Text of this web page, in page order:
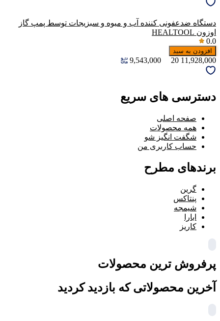
دستگاه ضدعفونی کننده آب و میوه و سبزیجات توسط پمپ گاز
اوزون HEALTOOL
0.0
افزودن به سبد
11,928,000
20
9,543,000
دسترسی های سریع
صفحه اصلی
همه محصولات
شگفت انگیز شو
حساب کاربری من
برندهای مطرح
گرین
پنتاکس
شیمجه
ابارا
کاریز
پرفروش ترین محصولات
آخرین محصولاتی که بازدید کردید